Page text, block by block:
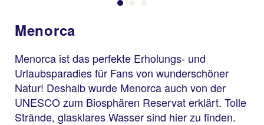
Menorca
Menorca ist das perfekte Erholungs- und
Urlaubsparadies für Fans von wunderschöner
Natur! Deshalb wurde Menorca auch von der
UNESCO zum Biosphären Reservat erklärt. Tolle
Strände, glasklares Wasser sind hier zu finden.